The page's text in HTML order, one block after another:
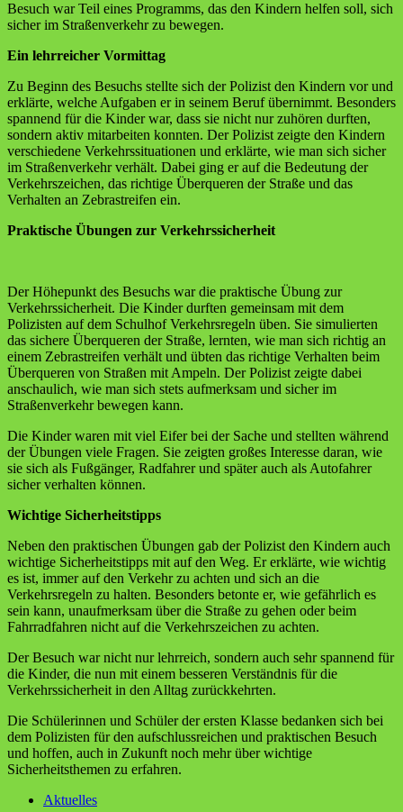
Besuch war Teil eines Programms, das den Kindern helfen soll, sich
sicher im Straßenverkehr zu bewegen.
Ein lehrreicher Vormittag
Zu Beginn des Besuchs stellte sich der Polizist den Kindern vor und
erklärte, welche Aufgaben er in seinem Beruf übernimmt. Besonders
spannend für die Kinder war, dass sie nicht nur zuhören durften,
sondern aktiv mitarbeiten konnten. Der Polizist zeigte den Kindern
verschiedene Verkehrssituationen und erklärte, wie man sich sicher
im Straßenverkehr verhält. Dabei ging er auf die Bedeutung der
Verkehrszeichen, das richtige Überqueren der Straße und das
Verhalten an Zebrastreifen ein.
Praktische Übungen zur Verkehrssicherheit
Der Höhepunkt des Besuchs war die praktische Übung zur
Verkehrssicherheit. Die Kinder durften gemeinsam mit dem
Polizisten auf dem Schulhof Verkehrsregeln üben. Sie simulierten
das sichere Überqueren der Straße, lernten, wie man sich richtig an
einem Zebrastreifen verhält und übten das richtige Verhalten beim
Überqueren von Straßen mit Ampeln. Der Polizist zeigte dabei
anschaulich, wie man sich stets aufmerksam und sicher im
Straßenverkehr bewegen kann.
Die Kinder waren mit viel Eifer bei der Sache und stellten während
der Übungen viele Fragen. Sie zeigten großes Interesse daran, wie
sie sich als Fußgänger, Radfahrer und später auch als Autofahrer
sicher verhalten können.
Wichtige Sicherheitstipps
Neben den praktischen Übungen gab der Polizist den Kindern auch
wichtige Sicherheitstipps mit auf den Weg. Er erklärte, wie wichtig
es ist, immer auf den Verkehr zu achten und sich an die
Verkehrsregeln zu halten. Besonders betonte er, wie gefährlich es
sein kann, unaufmerksam über die Straße zu gehen oder beim
Fahrradfahren nicht auf die Verkehrszeichen zu achten.
Der Besuch war nicht nur lehrreich, sondern auch sehr spannend für
die Kinder, die nun mit einem besseren Verständnis für die
Verkehrssicherheit in den Alltag zurückkehrten.
Die Schülerinnen und Schüler der ersten Klasse bedanken sich bei
dem Polizisten für den aufschlussreichen und praktischen Besuch
und hoffen, auch in Zukunft noch mehr über wichtige
Sicherheitsthemen zu erfahren.
Aktuelles